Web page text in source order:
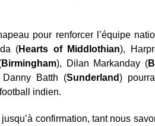
pour renforcer l’équipe
(Hearts of Middlothian),
Birmingham), Dilan Markanday (
Batth (Sunderland)
indien.
confirmation, tant nous